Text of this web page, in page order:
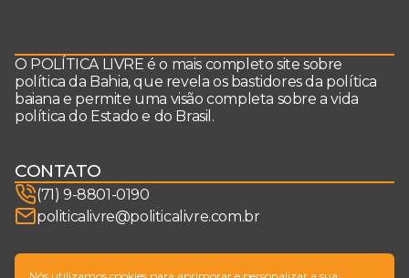
O POLÍTICA LIVRE é o mais completo site sobre
política da Bahia, que revela os bastidores da política
baiana e permite uma visão completa sobre a vida
política do Estado e do Brasil.
CONTATO
(71) 9-8801-0190
politicalivre@politicalivre.com.br
SIGA-NOS